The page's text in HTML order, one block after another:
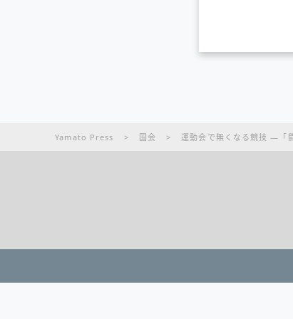
Yamato Press > 国会 > 運動会で無くなる競技 ―「